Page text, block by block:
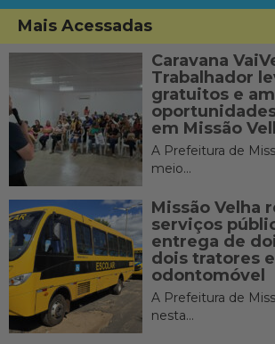
Mais Acessadas
Caravana
Trabalhador
gratuitos e
em Missão
A Prefeitura de
meio...
Missão Velha
serviços
entrega de
dois tratores
odontomóvel
A Prefeitura de
nesta...